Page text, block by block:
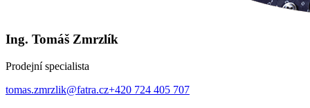
Ing. Tomáš Zmrzlík
Prodejní specialista
tomas.zmrzlik@fatra.cz+420 724 405 707